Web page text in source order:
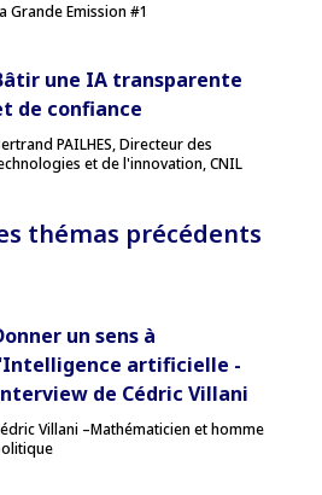
Grande Emission #1
une IA transparente
de confiance
PAILHES, Directeur des
et de l'innovation, CNIL
thémas précédents
un sens à
artificielle -
de Cédric Villani
Villani –Mathématicien et homme